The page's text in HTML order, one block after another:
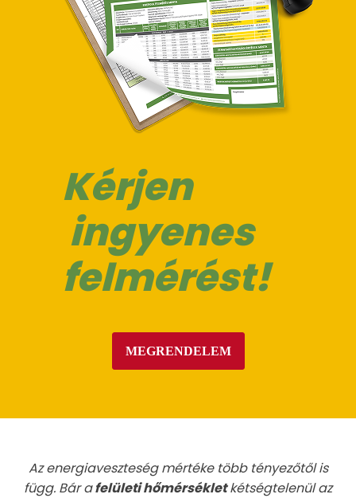
Kérjen
ingyenes
felmérést!
MEGRENDELEM
Az energiaveszteség mértéke több tényezőtől is
függ. Bár afelületi hőmérsékletkétségtelenül az